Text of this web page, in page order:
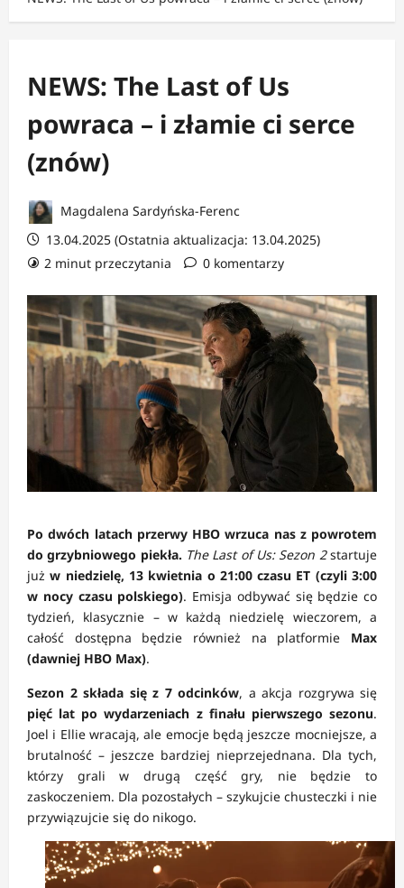
NEWS: The Last of Us
powraca – i złamie ci serce
(znów)
Magdalena Sardyńska-Ferenc
13.04.2025 (Ostatnia aktualizacja: 13.04.2025)
2 minut przeczytania
0 komentarzy
Po dwóch latach przerwy HBO wrzuca nas z powrotem
do grzybniowego piekła. The Last of Us: Sezon 2startuje
jużw niedzielę, 13 kwietnia o 21:00 czasu ET (czyli 3:00
w nocy czasu polskiego). Emisja odbywać się będzie co
tydzień, klasycznie – w każdą niedzielę wieczorem, a
całość dostępna będzie również na platformie Max
(dawniej HBO Max).
Sezon 2 składa się z 7 odcinków, a akcja rozgrywa się
pięć lat po wydarzeniach z finału pierwszego sezonu.
Joel i Ellie wracają, ale emocje będą jeszcze mocniejsze, a
brutalność – jeszcze bardziej nieprzejednana. Dla tych,
którzy grali w drugą część gry, nie będzie to
zaskoczeniem. Dla pozostałych – szykujcie chusteczki i nie
przywiązujcie się do nikogo.